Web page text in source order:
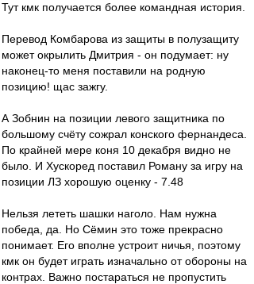
Тут кмк получается более командная история.
Перевод Комбарова из защиты в полузащиту
может окрылить Дмитрия - он подумает: ну
наконец-то меня поставили на родную
позицию! щас зажгу.
А Зобнин на позиции левого защитника по
большому счёту сожрал конского фернандеса.
По крайней мере коня 10 декабря видно не
было. И Хускоред поставил Роману за игру на
позиции ЛЗ хорошую оценку - 7.48
Нельзя лететь шашки наголо. Нам нужна
победа, да. Но Сёмин это тоже прекрасно
понимает. Его вполне устроит ничья, поэтому
кмк он будет играть изначально от обороны на
контрах. Важно постараться не пропустить